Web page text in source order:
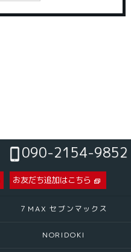
090-2154-9852
お友だち追加はこちら
７MAX セブンマックス
NORIDOKI